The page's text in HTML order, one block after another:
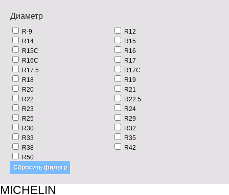
Диаметр
R-9
R12
R14
R15
R15C
R16
R16C
R17
R17.5
R17C
R18
R19
R20
R21
R22
R22.5
R23
R24
R25
R29
R30
R32
R33
R35
R38
R42
R50
MICHELIN